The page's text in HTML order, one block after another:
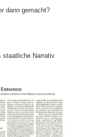
dann gemacht?
staatliche Narrativ